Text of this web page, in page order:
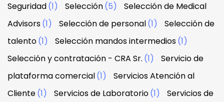
Seguridad(1) Selección(5)
Selección de Medical
Advisors(1) Selección de personal(1)
Selección de
talento(1) Selección mandos intermedios(1)
Selección y contratación - CRA Sr. (1)
Servicio de
plataforma comercial(1)
Servicios Atención al
Cliente(1) Servicios de Laboratorio(1)
Servicios de